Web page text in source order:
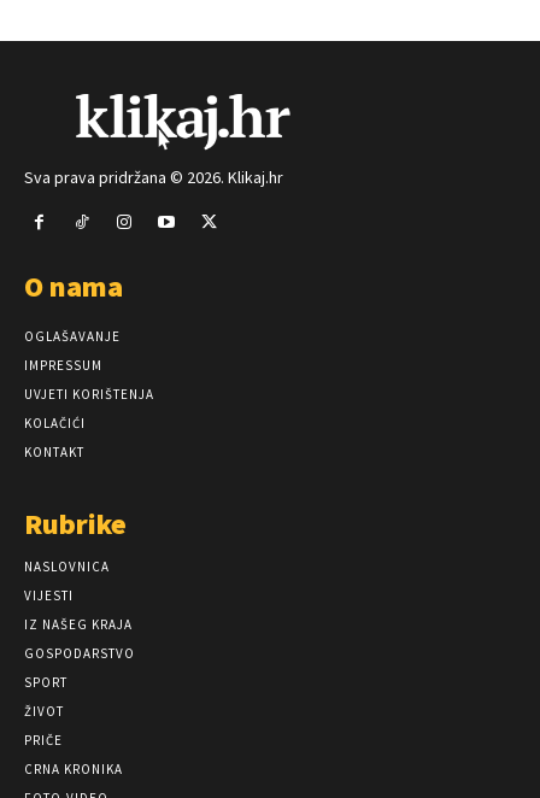
Sva prava pridržana © 2026. Klikaj.hr
O nama
OGLAŠAVANJE
IMPRESSUM
UVJETI KORIŠTENJA
KOLAČIĆI
KONTAKT
Rubrike
NASLOVNICA
VIJESTI
IZ NAŠEG KRAJA
GOSPODARSTVO
SPORT
ŽIVOT
PRIČE
CRNA KRONIKA